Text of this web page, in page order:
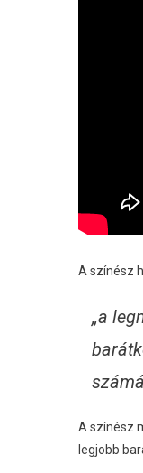
A színész
„a
A színész
legjobb